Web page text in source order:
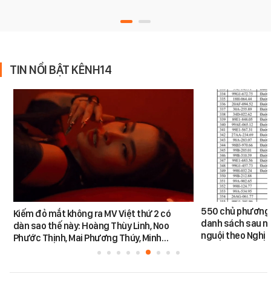
TIN NỔI BẬT KÊNH14
Kiếm đỏ mắt không ra MV Việt thứ 2 có
dàn sao thế này: Hoàng Thùy Linh, Noo
Phước Thịnh, Mai Phương Thúy, Minh…
550 chủ
danh sách sau
nguội theo Nghị